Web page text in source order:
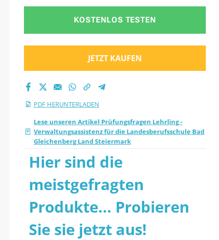
z für die
Landesberufsschule
Bad Gleichenberg
Land Steiermark
2026 PDF
herunterladen
Steiermark - PDF
KOSTENLOS TESTEN
JETZT KAUFEN
PDF HERUNTERLADEN
Lese unseren Artikel Prüfungsfragen Lehrling -
Verwaltungsassistenz für die Landesberufsschule Bad
Gleichenberg Land Steiermark
Hier sind die
meistgefragten
Produkte... Probieren
Sie sie jetzt aus!